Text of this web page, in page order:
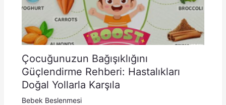
Çocuğunuzun Bağışıklığını
Güçlendirme Rehberi: Hastalıkları
Doğal Yollarla Karşıla
Bebek Beslenmesi